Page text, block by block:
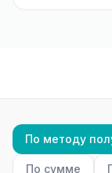
По методу
По сумме